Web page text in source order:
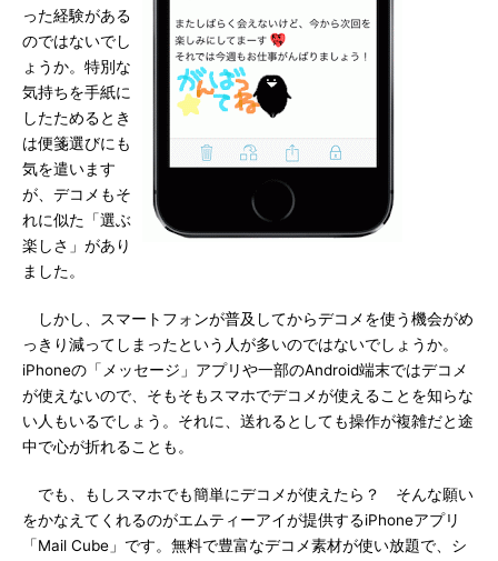
った経験がある
のではないでし
ょうか。特別な
気持ちを手紙に
したためるとき
は便箋選びにも
気を遣います
が、デコメもそ
れに似た「選ぶ
楽しさ」があり
ました。
しかし、スマートフォンが普及してからデコメを使う機会がめ
っきり減ってしまったという人が多いのではないでしょうか。
iPhoneの「メッセージ」アプリや一部のAndroid端末ではデコメ
が使えないので、そもそもスマホでデコメが使えることを知らな
い人もいるでしょう。それに、送れるとしても操作が複雑だと途
中で心が折れることも。
でも、もしスマホでも簡単にデコメが使えたら？ そんな願い
をかなえてくれるのがエムティーアイが提供するiPhoneアプリ
「Mail Cube」です。無料で豊富なデコメ素材が使い放題で、シ